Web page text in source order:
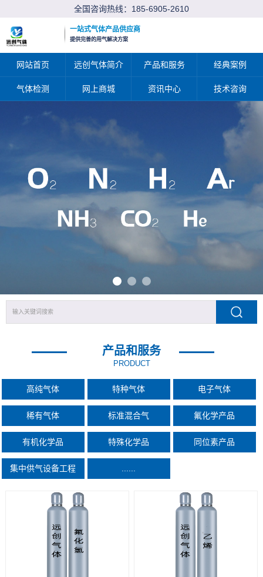
全国咨询热线： 185-6905-2610
一站式气体产品供应商
提供完善的用气解决方案
网站首页 远创气体简介 产品和服务 经典案例
气体检测 网上商城 资讯中心 技术咨询
产品和服务
PRODUCT
高纯气体 特种气体 电子气体
稀有气体 标准混合气 氟化学产品
有机化学品 特殊化学品 同位素产品
集中供气设备工程 ......